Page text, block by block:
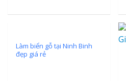
Làm biển gỗ tại Ninh Binh
đẹp giá rẻ